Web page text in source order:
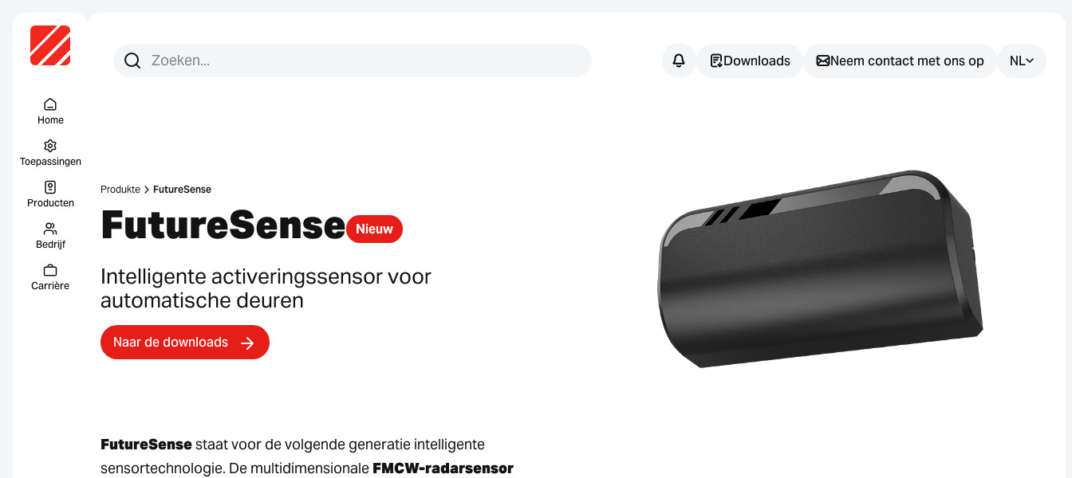
Home
Toepassingen
Producten
Bedrijf
Carrière
Zoeken:
Zoek op
Downloads Neem contact met ons op NL
Produkte FutureSense
FutureSense Nieuw
Intelligente activeringssensor voor
automatische deuren
Naar de downloads
FutureSensestaat voor de volgende generatie intelligente
sensortechnologie. De multidimensionale FMCW-radarsensor
Wij helpen u graag bij het vinden
van de juiste sensoroplossing